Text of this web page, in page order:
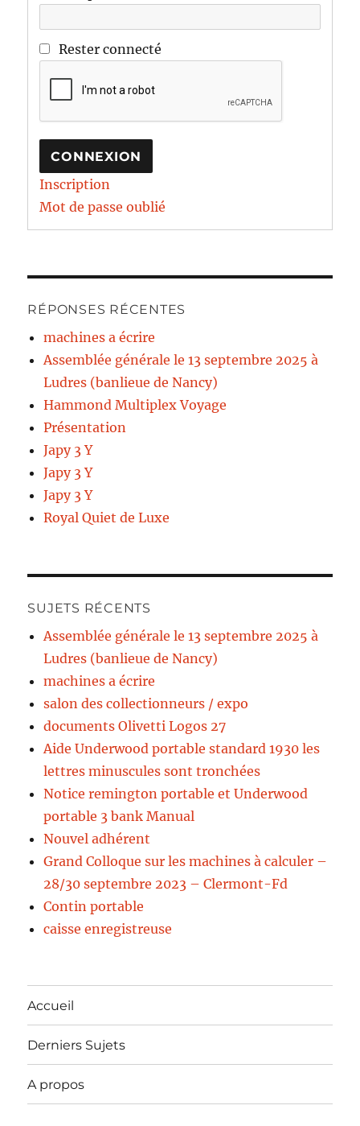
Rester connecté
CONNEXION
Inscription
Mot de passe oublié
RÉPONSES RÉCENTES
machines a écrire
Assemblée générale le 13 septembre 2025 à
Ludres (banlieue de Nancy)
Hammond Multiplex Voyage
Présentation
Japy 3 Y
Japy 3 Y
Japy 3 Y
Royal Quiet de Luxe
SUJETS RÉCENTS
Assemblée générale le 13 septembre 2025 à
Ludres (banlieue de Nancy)
machines a écrire
salon des collectionneurs / expo
documents Olivetti Logos 27
Aide Underwood portable standard 1930 les
lettres minuscules sont tronchées
Notice remington portable et Underwood
portable 3 bank Manual
Nouvel adhérent
Grand Colloque sur les machines à calculer –
28/30 septembre 2023 – Clermont-Fd
Contin portable
caisse enregistreuse
Accueil
Derniers Sujets
A propos